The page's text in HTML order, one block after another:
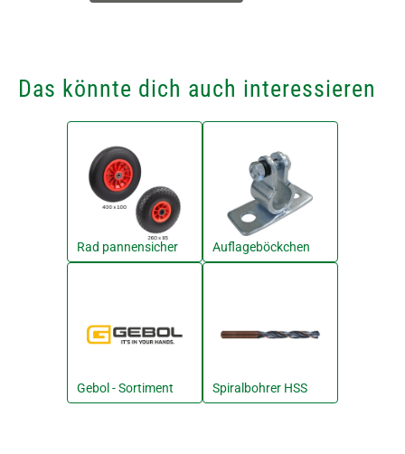
Das könnte dich auch interessieren
Rad pannensicher Auflageböckchen
Gebol - Sortiment Spiralbohrer HSS